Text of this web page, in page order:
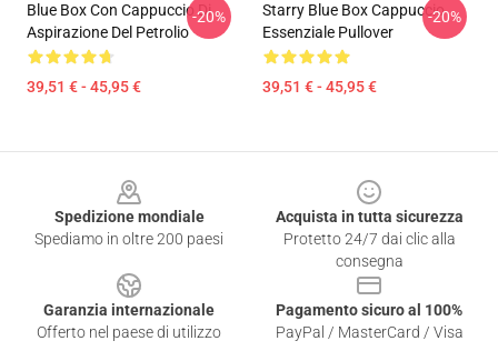
Blue Box Con Cappuccio Di
Aspirazione Del Petrolio
39,51 € - 45,95 €
-20%
Starry Blue Box Cappuccio
Essenziale Pullover
39,51 € - 45,95 €
-20%
Spedizione mondiale
Spediamo in oltre 200 paesi
Acquista in tutta sicurezza
Protetto 24/7 dai clic alla
consegna
Garanzia internazionale
Offerto nel paese di utilizzo
Pagamento sicuro al 100%
PayPal / MasterCard / Visa